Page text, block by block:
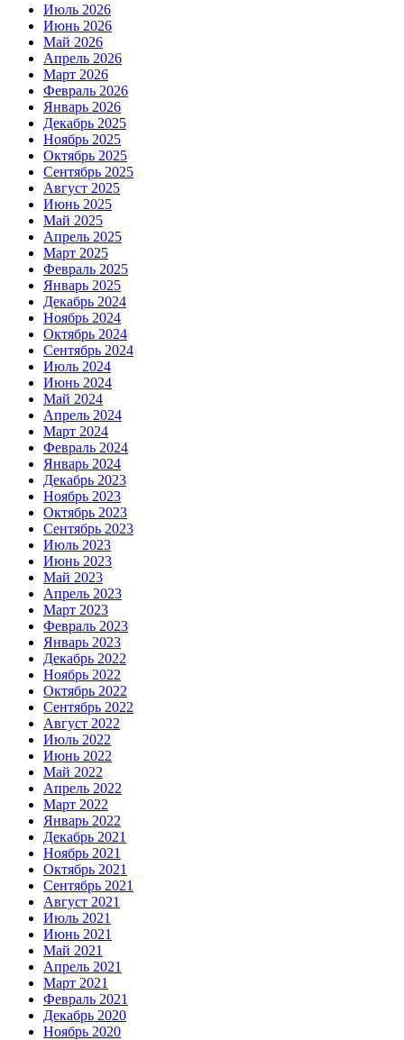
Июль 2026
Июнь 2026
Май 2026
Апрель 2026
Март 2026
Февраль 2026
Январь 2026
Декабрь 2025
Ноябрь 2025
Октябрь 2025
Сентябрь 2025
Август 2025
Июнь 2025
Май 2025
Апрель 2025
Март 2025
Февраль 2025
Январь 2025
Декабрь 2024
Ноябрь 2024
Октябрь 2024
Сентябрь 2024
Июль 2024
Июнь 2024
Май 2024
Апрель 2024
Март 2024
Февраль 2024
Январь 2024
Декабрь 2023
Ноябрь 2023
Октябрь 2023
Сентябрь 2023
Июль 2023
Июнь 2023
Май 2023
Апрель 2023
Март 2023
Февраль 2023
Январь 2023
Декабрь 2022
Ноябрь 2022
Октябрь 2022
Сентябрь 2022
Август 2022
Июль 2022
Июнь 2022
Май 2022
Апрель 2022
Март 2022
Январь 2022
Декабрь 2021
Ноябрь 2021
Октябрь 2021
Сентябрь 2021
Август 2021
Июль 2021
Июнь 2021
Май 2021
Апрель 2021
Март 2021
Февраль 2021
Декабрь 2020
Ноябрь 2020